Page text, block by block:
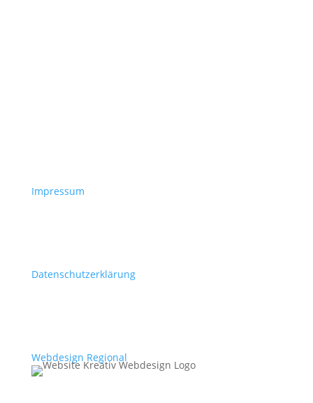
Impressum
Datenschutzerklärung
Webdesign Regional